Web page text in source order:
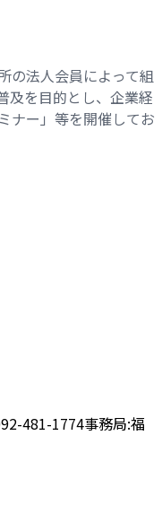
の法人会員によって組
及を目的とし、企業経
ナー」等を開催してお
481-1774事務局:福